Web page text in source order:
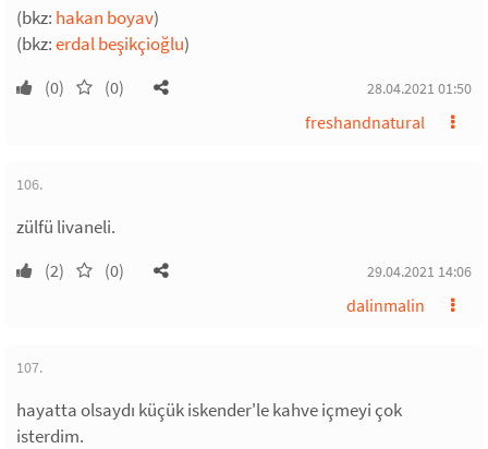
(bkz: hakan boyav)
(bkz:erdal beşikçioğlu)
(0) (0) 28.04.2021 01:50
freshandnatural
106.
zülfü livaneli.
(2) (0) 29.04.2021 14:06
dalinmalin
107.
hayatta olsaydı küçük iskender'le kahve içmeyi çok
isterdim.